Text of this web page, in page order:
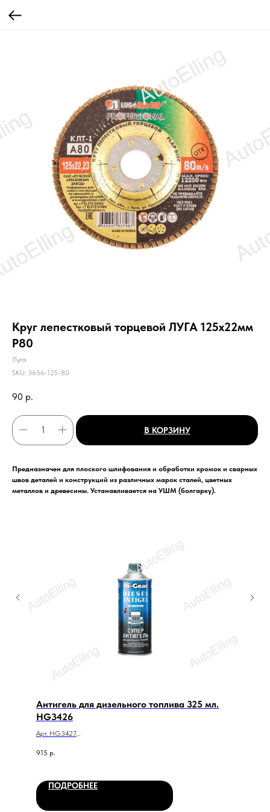
Круг лепестковый торцевой ЛУГА 125х22мм
Р80
Луга
SKU: 3656-125-80
90 р.
В КОРЗИНУ
Предназначен для плоского шлифования и обработки кромок и сварных
швов деталей и конструкций из различных марок сталей, цветных
металлов и древесины. Устанавливается на УШМ (болгарку).
Антигель для дизельного топлива 325 мл.
HG3426
Арт. HG3427
915 р.
ПОДРОБНЕЕ